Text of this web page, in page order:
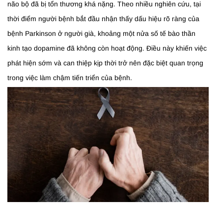
não bộ đã bị tổn thương khá nặng. Theo nhiều nghiên cứu, tại
thời điểm người bệnh bắt đầu nhận thấy dấu hiệu rõ ràng của
bệnh Parkinson ở người già, khoảng một nửa số tế bào thần
kinh tạo dopamine đã không còn hoạt động. Điều này khiến việc
phát hiện sớm và can thiệp kịp thời trở nên đặc biệt quan trọng
trong việc làm chậm tiến triển của bệnh.